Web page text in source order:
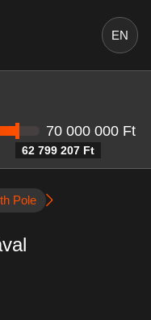
EN
62 799 207 Ft
70 000 000 Ft
Pole